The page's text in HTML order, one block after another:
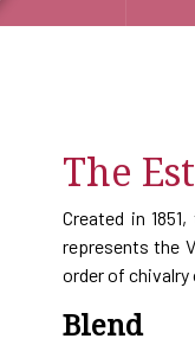
The
Created in
represents the
order of chivalry
Blend